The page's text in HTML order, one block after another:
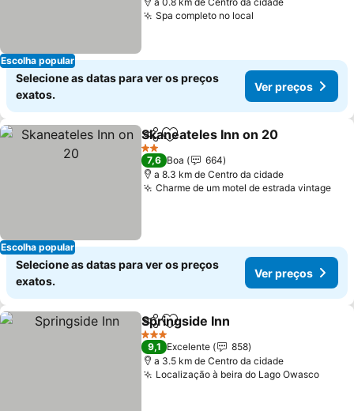
Escolha popular
Spa completo no local
Selecione as datas para ver os preços
exatos.
Ver preços
Escolha popular
PartilharAdicionar aos favoritos
Skaneateles Inn on 20
2 Estrelas
7,6 Boa
664
a 8.3 km de Centro da cidade
Charme de um motel de estrada vintage
Selecione as datas para ver os preços
exatos.
Ver preços
PartilharAdicionar aos favoritos
Springside Inn
3 Estrelas
9,1 Excelente
858
a 3.5 km de Centro da cidade
Localização à beira do Lago OwascoVer